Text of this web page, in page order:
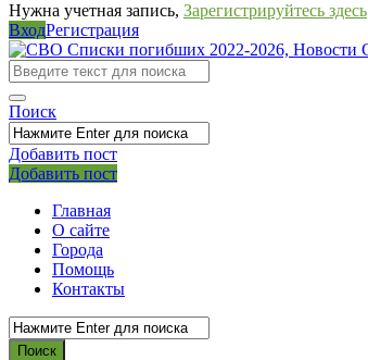
Нужна учетная запись, Зарегистрируйтесь здесь
ВходРегистрация
СВО
Списки
погибших
2022-
2026,
Новости
СВО
Поиск
Добавить пост
Мобильное
меню
Выйти
Добавить пост
Главная
О сайте
Города
Помощь
Контакты